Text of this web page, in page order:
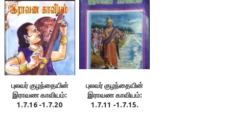
புலவர் குழந்தையின்
இராவண காவியம்:
1.7.16 -1.7.20
புலவர் குழந்தையின்
இராவண காவியம்:
1.7.11 -1.7.15.